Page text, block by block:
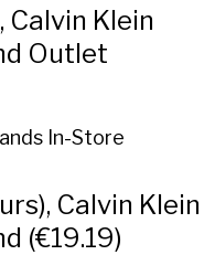
Klein
Outlet
In-Store
Calvin Klein
(€19.19)